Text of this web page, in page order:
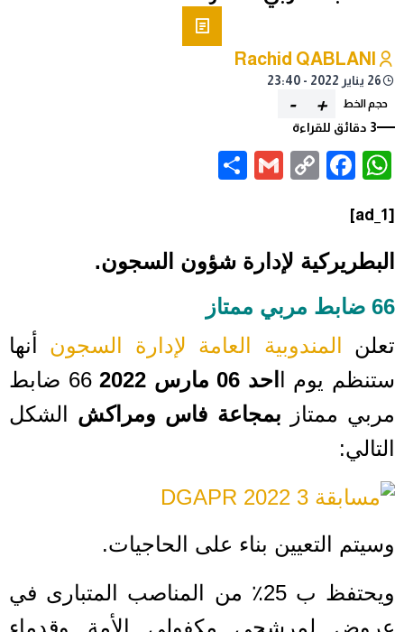
Rachid QABLANI
26 يناير 2022 - 23:40
حجم الخط +
-
3 دقائق للقراءة
WhatsApp
Facebook
Copy
Gmail
[ad_1]
البطريركية لإدارة شؤون السجون.
66 ضابط مربي ممتاز
تعلن
المندوبية العامة لإدارة السجون أنها
ستنظم يوم ا
احد 06 مارس 2022
66 ضابط
مربي ممتاز بمجاعة فاس ومراكش الشكل
التالي:
وسيتم التعيين بناء على الحاجيات.
ويحتفظ ب 25٪ من المناصب المتبارى في